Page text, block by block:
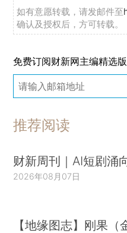
如有意愿转载，请发邮件至
确认及授权后，方可转载。
免费订阅财新网主编精选
推荐阅读
财新周刊｜AI短剧涌
2026年08月07日
【地缘图志】刚果（